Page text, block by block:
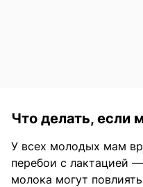
Что делать, если
У всех молодых мам
перебои с лактацией
молока могут